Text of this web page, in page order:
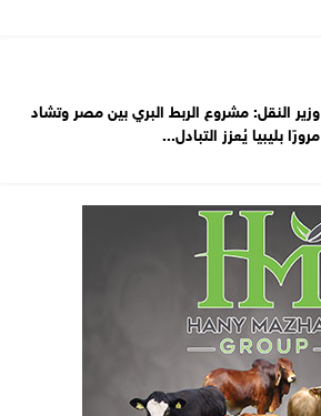
وزير النقل: مشروع الربط البري بين مصر وتشاد
مرورًا بليبيا يُعزز التبادل...